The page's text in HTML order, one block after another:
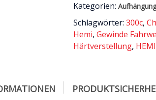
heute
Menge
Kategorien:
Schlagwörter:300c,
Hemi,Gewinde
Härtverstellung, HEMI